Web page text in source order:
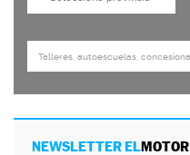
NEWSLETTER ELMOTOR